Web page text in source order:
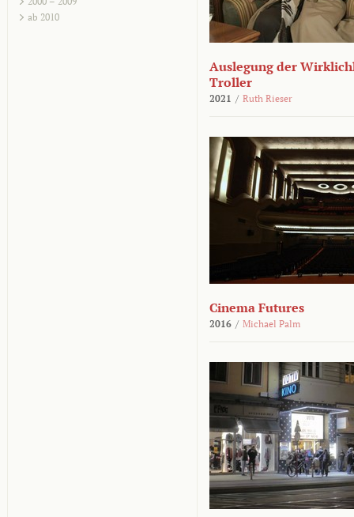
ab 2010
Auslegung der
Troller
2021 / Ruth Rieser
Cinema Futures
2016 / Michael Palm